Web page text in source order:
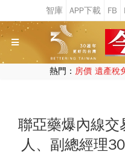
熱門： 房價 遺產稅
聯亞藥爆內線
人、副總經理